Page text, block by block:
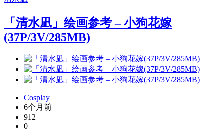
「清水凪」绘画参考 – 小狗花嫁
(37P/3V/285MB)
Cosplay
6个月前
912
0